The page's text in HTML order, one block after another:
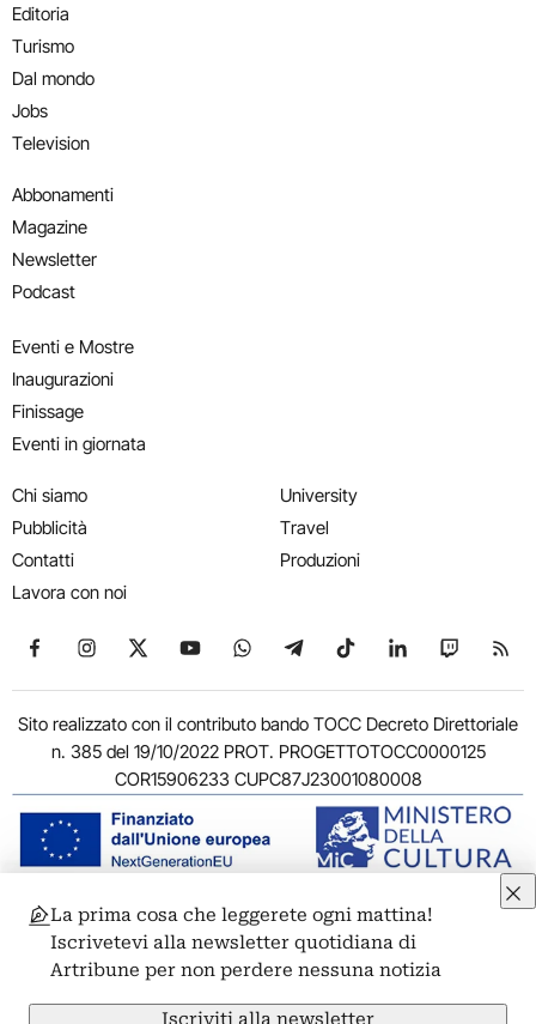
Editoria
Turismo
Dal mondo
Jobs
Television
Abbonamenti
Magazine
Newsletter
Podcast
Eventi e Mostre
Inaugurazioni
Finissage
Eventi in giornata
Chi siamo
Pubblicità
Contatti
Lavora con noi
University
Travel
Produzioni
Seguici su Facebook
Seguici su Instagram
Seguici su X
Seguici su YouTube
Seguici su WhatsApp
Seguici su Telegram
Seguici su TikTok
Seguici su
Seguici
Sito realizzato con il contributo bando TOCC Decreto Direttoriale
n. 385 del 19/10/2022 PROT. PROGETTOTOCC0000125
COR15906233 CUPC87J23001080008
© 2011-2026 ARTRIBUNE srl – Corso Vittorio Emanuele II, 287 –
00186 Roma - P.I. 11381581005
Privacy: Responsabile della protezione dei dati personali
ARTRIBUNE srl – Corso Vittorio Emanuele II, 287 – 00186 Roma
La prima cosa che leggerete ogni mattina!
Iscrivetevi alla newsletter quotidiana di
Artribune per non perdere nessuna notizia
Iscriviti alla newsletter